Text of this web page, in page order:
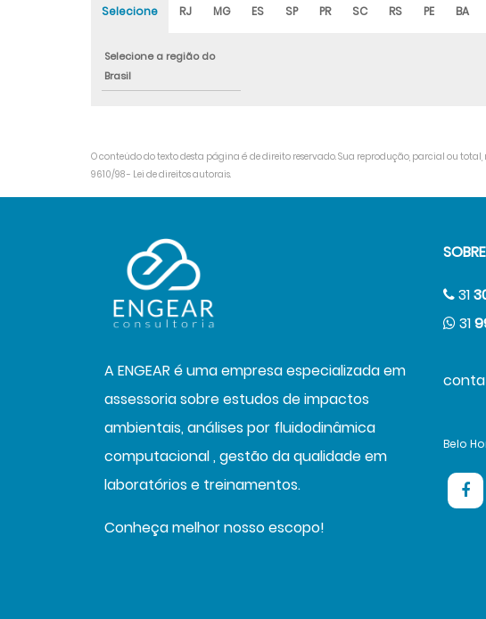
Selecione RJ MG ES SP PR SC RS PE BA
Selecione a região do
Brasil
O conteúdo do texto desta página é de direito reservado. Sua reprodução, parcial ou
9610/98 - Lei de direitos autorais.
A ENGEAR é uma empresa especializada em
assessoria sobre estudos de impactos
ambientais, análises por fluidodinâmica
computacional , gestão da qualidade em
laboratórios e treinamentos.
Conheça melhor nosso escopo!
SOBRE
31
31
Belo